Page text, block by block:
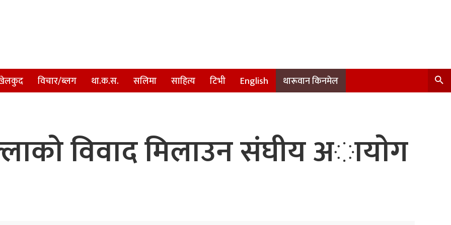
विचार/ब्लग था.क.स. सलिमा साहित्य टिभी English थारूवान किनमेल
विवाद मिलाउन संघीय अायाेग